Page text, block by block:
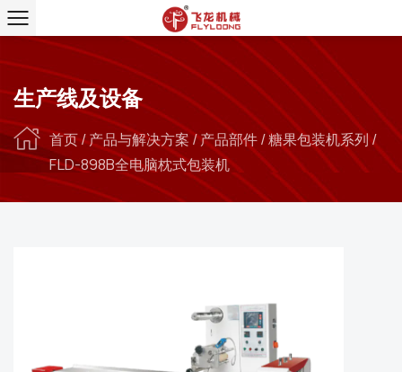
生产线及设备
首页/产品与解决方案/产品部件/糖果包装机系列/
FLD-898B全电脑枕式包装机